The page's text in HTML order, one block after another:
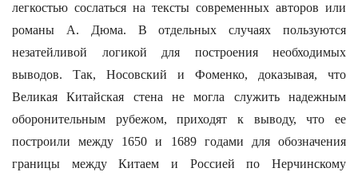
легкостью сослаться на тексты современных авторов или
романы А. Дюма. В отдельных случаях пользуются
незатейливой логикой для построения необходимых
выводов. Так, Носовский и Фоменко, доказывая, что
Великая Китайская стена не могла служить надежным
оборонительным рубежом, приходят к выводу, что ее
построили между 1650 и 1689 годами для обозначения
границы между Китаем и Россией по Нерчинскому